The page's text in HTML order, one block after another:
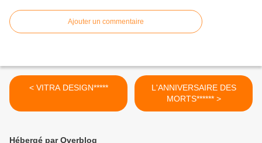
Ajouter un commentaire
< VITRA DESIGN*****
L'ANNIVERSAIRE DES
MORTS****** >
Hébergé par Overblog